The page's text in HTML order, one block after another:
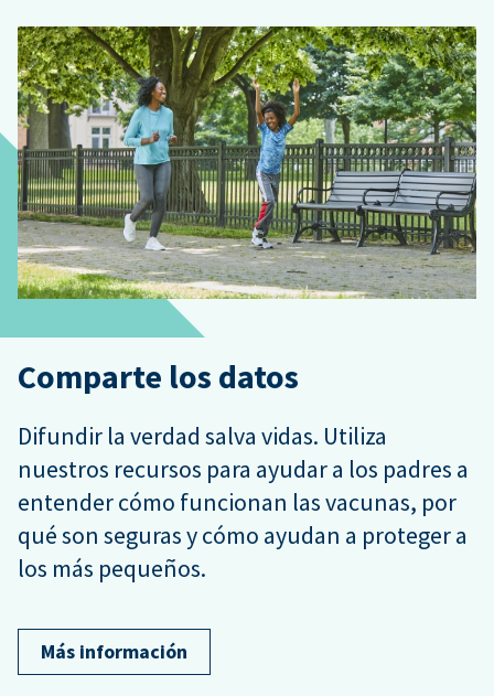
Comparte los datos
Difundir la verdad salva vidas. Utiliza
nuestros recursos para ayudar a los padres a
entender cómo funcionan las vacunas, por
qué son seguras y cómo ayudan a proteger a
los más pequeños.
Más información